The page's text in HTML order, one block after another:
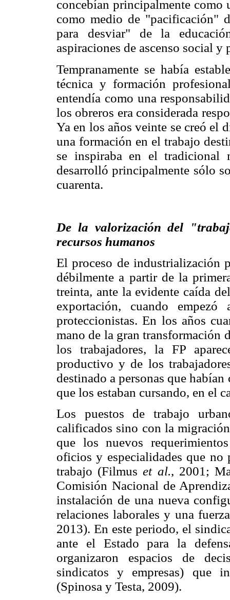
concebían principalmente
como medio de "pacificación"
para desviar" de la
aspiraciones de ascenso social
Tempranamente se había
técnica y formación
entendía como una
los obreros era considerada
Ya en los años veinte se creó el
una formación en el trabajo
se inspiraba en el tradicional
desarrolló principalmente sólo
cuarenta.
De la valorización del
recursos humanos
El proceso de industrialización
débilmente a partir de la
treinta, ante la evidente caída
exportación, cuando
proteccionistas. En los años
mano de la gran transformación
los trabajadores, la FP
productivo y de los
destinado a personas que
que los estaban cursando, en el
Los puestos de trabajo
calificados sino con la
que los nuevos
oficios y especialidades que
trabajo (Filmuset al., 2001;
Comisión Nacional de
instalación de una nueva
relaciones laborales y una
2013). En este periodo, el
ante el Estado para la
organizaron espacios de
sindicatos y empresas) que
(Spinosa y Testa, 2009).